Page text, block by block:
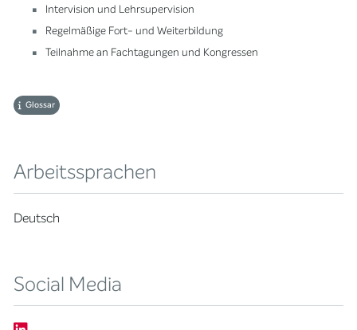
Intervision und Lehrsupervision
Regelmäßige Fort- und Weiterbildung
Teilnahme an Fachtagungen und Kongressen
Glossar
Arbeitssprachen
Deutsch
Social Media